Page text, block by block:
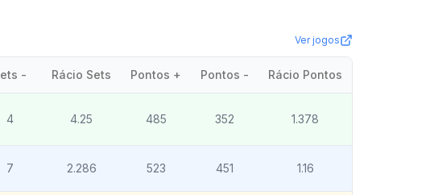
Ver jogos
- Rácio Sets Pontos + Pontos - Rácio Pontos
4 4.25 485 352 1.378
7 2.286 523 451 1.16